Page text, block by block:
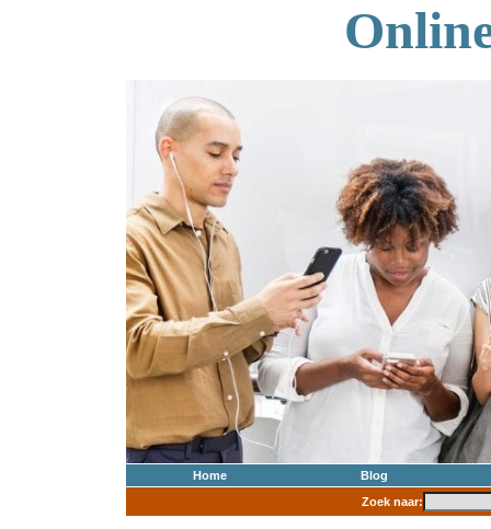
Home
Blog
Zoek naar: